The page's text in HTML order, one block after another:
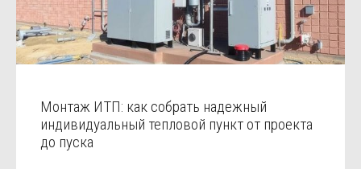
Монтаж ИТП: как собрать надежный
индивидуальный тепловой пункт от проекта
до пуска